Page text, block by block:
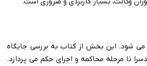
شود. این بخش از کتاب به بررسی جایگاه
تا مرحله محاکمه و اجرای حکم می پردازد.